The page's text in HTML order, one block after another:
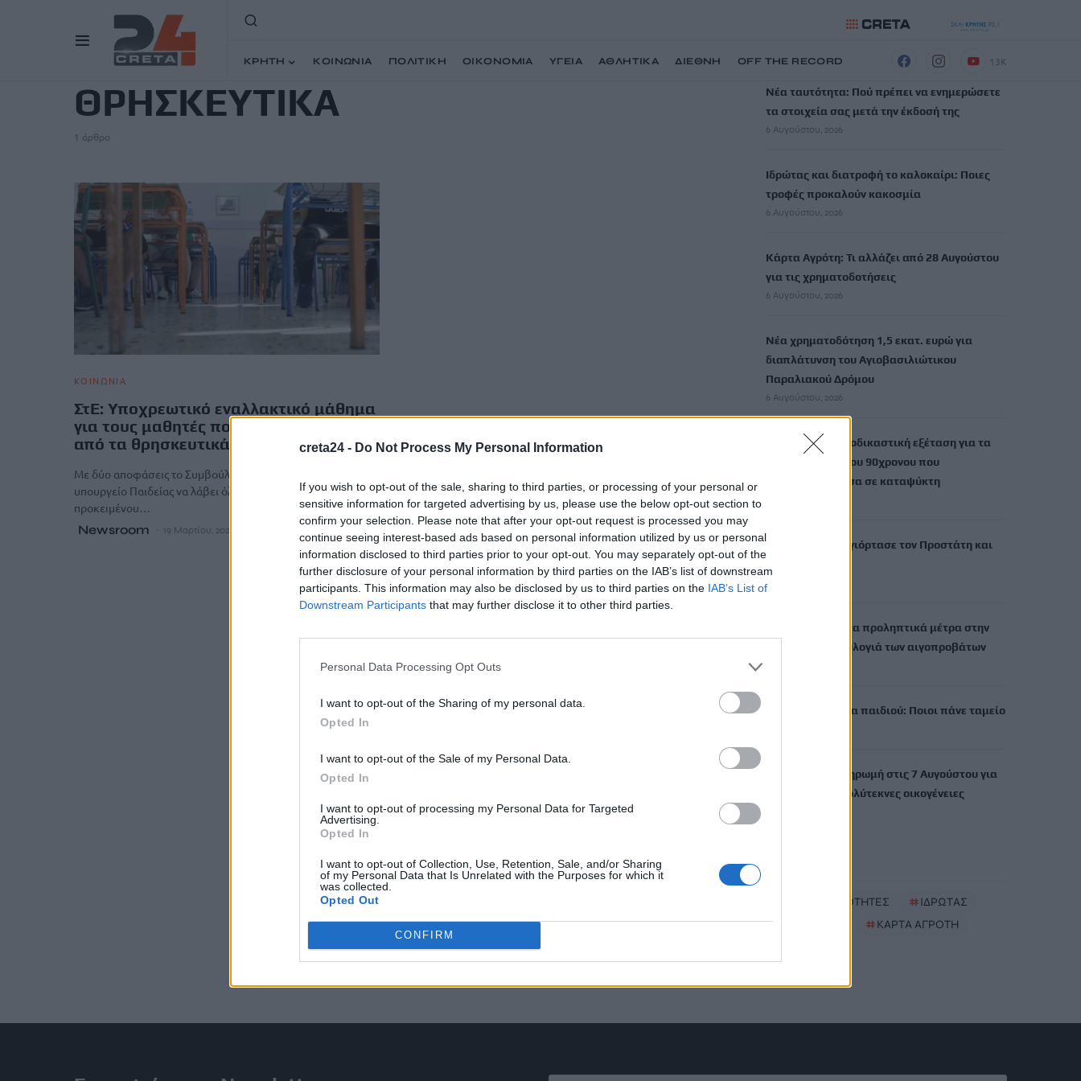
creta24 - Do Not Process My Personal Information
If you wish to opt-out of the sale, sharing to third parties, or processing of your personal or
sensitive information for targeted advertising by us, please use the below opt-out section to
confirm your selection. Please note that after your opt-out request is processed you may
continue seeing interest-based ads based on personal information utilized by us or personal
information disclosed to third parties prior to your opt-out. You may separately opt-out of the
further disclosure of your personal information by third parties on the IAB’s list of downstream
participants. This information may also be disclosed by us to third parties on the IAB’s List of
Downstream Participants that may further disclose it to other third parties.
Personal Data Processing Opt Outs
I want to opt-out of the Sharing of my personal data.
Opted In
I want to opt-out of the Sale of my Personal Data.
Opted In
I want to opt-out of processing my Personal Data for Targeted
Advertising.
Opted In
I want to opt-out of Collection, Use, Retention, Sale, and/or Sharing
of my Personal Data that Is Unrelated with the Purposes for which it
was collected.
Opted Out
CONFIRM
ΚΡΗΤΗ ΚΟΙΝΩΝΙΑ ΠΟΛΙΤΙΚΗ ΟΙΚΟΝΟΜΙΑ ΥΓΕΙΑ ΑΘΛΗΤΙΚΑ ΔΙΕΘΝΗ OFF THE RECORD 13K
ΘΡΗΣΚΕΥΤΙΚΑ
1 άρθρο
ΚΟΙΝΩΝΙΑ
ΣτΕ: Υποχρεωτικό εναλλακτικό μάθημα
για τους μαθητές που απαλλάσσονται
από τα θρησκευτικά
Με δύο αποφάσεις το Συμβούλιο της Επικρατείας διατάζει το
υπουργείο Παιδείας να λάβει όλα τα αναγκαία μέτρα,
προκειμένου…
Newsroom 19 Μαρτίου, 2026
ΡΟΗ ΕΙΔΗΣΕΩΝ
Νέα ταυτότητα: Πού πρέπει να ενημερώσετε
τα στοιχεία σας μετά την έκδοσή της
6 Αυγούστου, 2026
Ιδρώτας και διατροφή το καλοκαίρι: Ποιες
τροφές προκαλούν κακοσμία
6 Αυγούστου, 2026
Κάρτα Αγρότη: Τι αλλάζει από 28 Αυγούστου
για τις χρηματοδοτήσεις
6 Αυγούστου, 2026
Νέα χρηματοδότηση 1,5 εκατ. ευρώ για
διαπλάτυνση του Αγιοβασιλιώτικου
Παραλιακού Δρόμου
6 Αυγούστου, 2026
Τι δείχνει η ιατροδικαστική εξέταση για τα
αίτια θανάτου του 90χρονου που
εντοπίστηκε μέσα σε καταψύκτη
Το Αρκαλοχώρι γιόρτασε τον Προστάτη και
6 Αυγούστου, 2026
Παρατείνονται τα προληπτικά μέτρα στην
Κρήτη για την ευλογιά των αιγοπροβάτων
Έκτακτο επίδομα παιδιού: Ποιοι πάνε ταμείο
ΟΠΕΚΑ: Νέα πληρωμή στις 7 Αυγούστου για
τρίτεκνες και πολύτεκνες οικογένειες
ΝΕΕΣ ΤΑΥΤΟΤΗΤΕΣ #ΙΔΡΩΤΑΣ
#ΚΑΡΤΑ ΑΓΡΟΤΗ